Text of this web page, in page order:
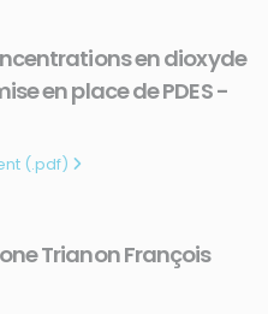
en dioxyde
en place de PDES -
(.pdf)
Trianon François